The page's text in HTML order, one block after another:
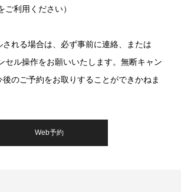
ご利用ください）
される場合は、必ず事前に連絡、または
セル操作をお願いいたします。無断キャン
のご予約をお取りすることができかねま
Web予約